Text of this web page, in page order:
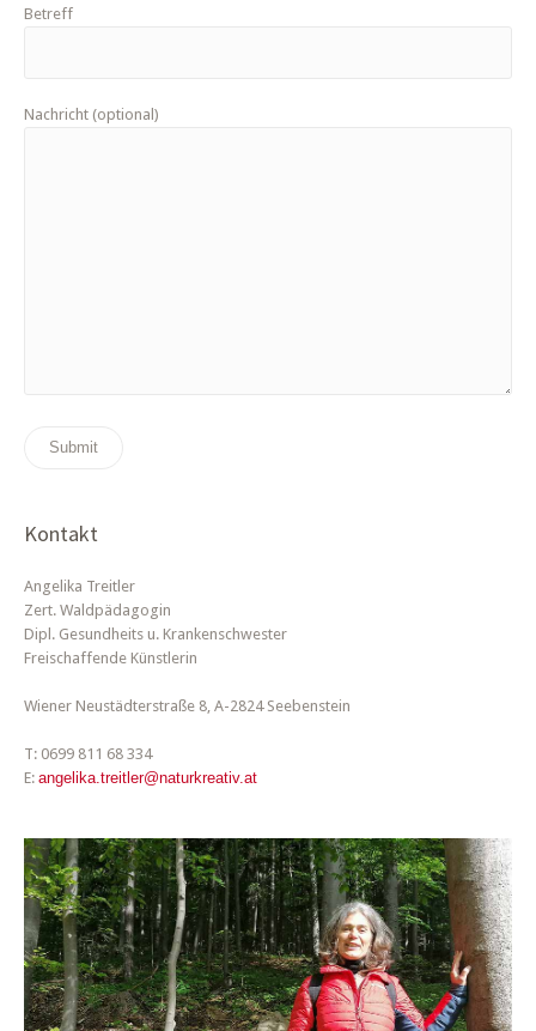
Betreff
Nachricht (optional)
Kontakt
Angelika Treitler
Zert. Waldpädagogin
Dipl. Gesundheits u. Krankenschwester
Freischaffende Künstlerin
Wiener Neustädterstraße 8, A-2824 Seebenstein
T: 0699 811 68 334
E:angelika.treitler@naturkreativ.at